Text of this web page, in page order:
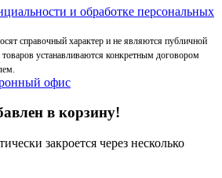
и обработке персональных
справочный характер и не являются публичной
устанавливаются конкретным договором
офис
в корзину!
закроется через несколько